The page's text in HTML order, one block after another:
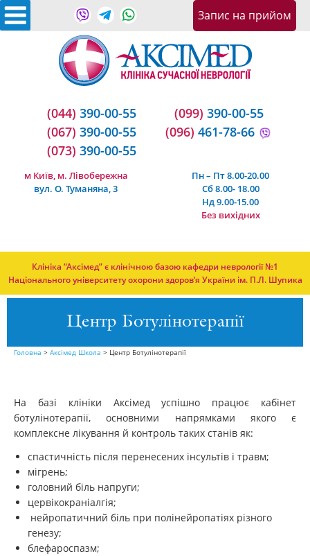
Запис на прийом
(044) 390-00-55
(067) 390-00-55
(073) 390-00-55
(099) 390-00-55
(096) 461-78-66
м Київ, м. Лівобережна
вул. О. Туманяна, 3
Пн – Пт 8.00-20.00
Сб 8.00- 18.00
Нд 9.00-15.00
Без вихідних
Клініка “Аксімед” є клінічною базою кафедри неврології №1
Національного університету охорони здоров’я України ім. П.Л. Шупика
Центр Ботулінотерапії
Головна > Аксімед Школа > Центр Ботулінотерапії
На базі клініки Аксімед успішно працює кабінет
ботулінотерапії, основними напрямками якого є
комплексне лікування й контроль таких станів як:
спастичність після перенесених інсультів і травм;
мігрень;
головний біль напруги;
цервікокраніалгія;
нейропатичний біль при полінейропатіях різного
генезу;
блефароспазм;